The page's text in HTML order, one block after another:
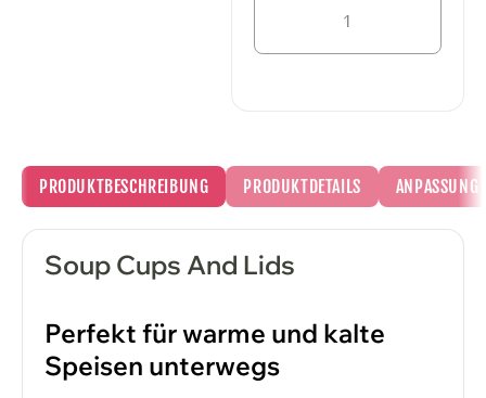
PRODUKTBESCHREIBUNG PRODUKTDETAILS ANPASSUNG
Soup Cups And Lids
Perfekt für warme und kalte
Speisen unterwegs